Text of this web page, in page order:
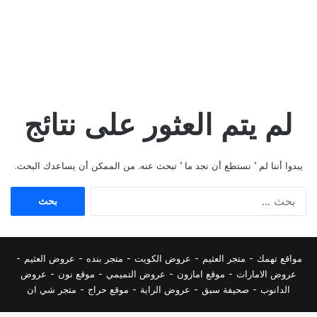
لم يتم العثور على نتائج
يبدوا أننا لم ’ نستطع أن نجد ما ’ تبحث عنه. من الممكن أن يساعدك البحث.
مواقع تهمك - متجر العثيم - عروض الكويت - متجر بنده - عروض العثيم -
عروض الامارات - موقع امازون - عروض التميمي - موقع نون - عروض
الدانوب - صحيفة سبق - عروض الراية - موقع حراج - متجر شي ان